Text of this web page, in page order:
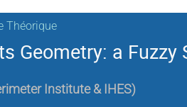
Théorique
Geometry: a
Institute & IHES)